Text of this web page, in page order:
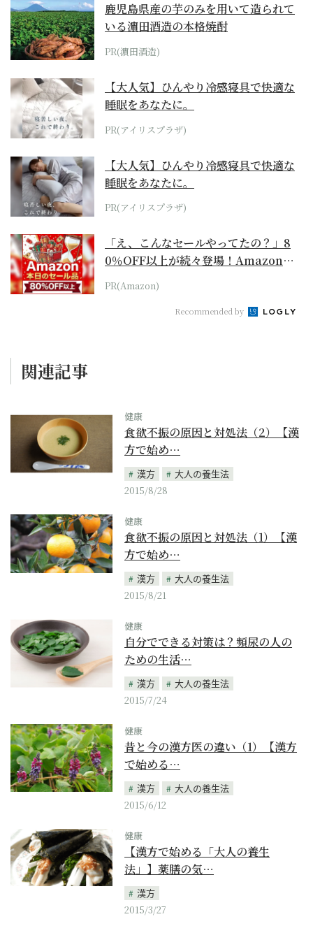
鹿児島県産の芋のみを用いて造られて
いる濵田酒造の本格焼酎
PR(濵田酒造)
【大人気】ひんやり冷感寝具で快適な
睡眠をあなたに。
PR(アイリスプラザ)
【大人気】ひんやり冷感寝具で快適な
睡眠をあなたに。
PR(アイリスプラザ)
「え、こんなセールやってたの？」8
0％OFF以上が続々登場！Amazonの
本気が...
PR(Amazon)
Recommended by
関連記事
健康
食欲不振の原因と対処法（2）【漢
方で始め…
漢方
大人の養生法
2015/8/28
健康
食欲不振の原因と対処法（1）【漢
方で始め…
漢方
大人の養生法
2015/8/21
健康
自分でできる対策は？頻尿の人の
ための生活…
漢方
大人の養生法
2015/7/24
健康
昔と今の漢方医の違い（1）【漢方
で始める…
漢方
大人の養生法
2015/6/12
健康
【漢方で始める「大人の養生
法」】薬膳の気…
漢方
2015/3/27